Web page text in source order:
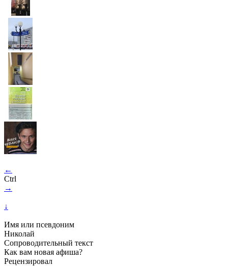
←
Ctrl
→
↓
Имя или псевдоним
Николай
Сопроводительный текст
Как вам новая афиша?
Рецензировал